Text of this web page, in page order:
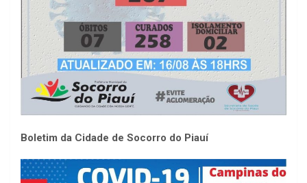
Boletim da Cidade de Socorro do Piauí